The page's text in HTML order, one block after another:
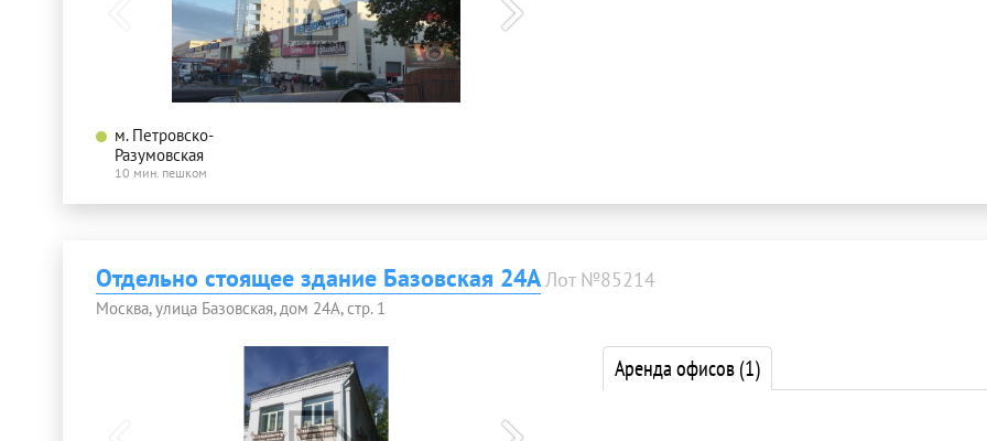
м. Петровско-
Разумовская
10 мин. пешком
Отдельно стоящее здание Базовская 24АЛот №85214
Москва, улица Базовская, дом 24А, стр. 1
Аренда офисов(1)